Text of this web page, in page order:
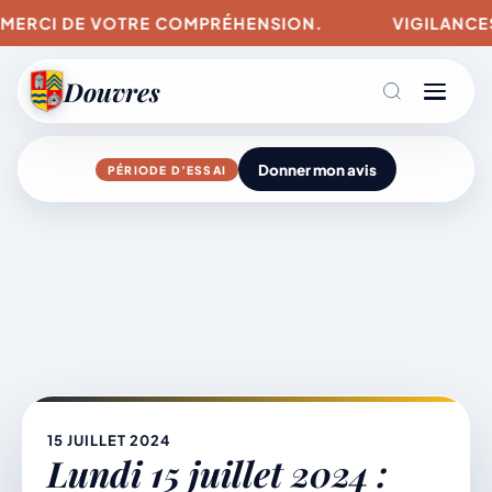
DE VOTRE COMPRÉHENSION.
Douvres
Agenda
Mairie & Vie municipale
PÉRIODE D’ESSAI Donner mon avis
15 JUILLET 2024
Lundi 15 juillet 2024 :